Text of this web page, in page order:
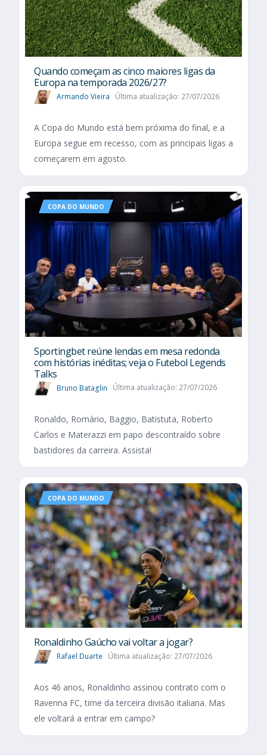
Quando começam as cinco maiores ligas da
Europa na temporada 2026/27?
Armando Vieira Última atualização: 27/07/2026
A Copa do Mundo está bem próxima do final, e a
Europa segue em recesso, com as principais ligas a
começarem em agosto.
COPA DO MUNDO
Sportingbet reúne lendas em mesa redonda
com histórias inéditas; veja o Futebol Legends
Talks
Bruno Bataglin Última atualização: 27/07/2026
Ronaldo, Romário, Baggio, Batistuta, Roberto
Carlos e Materazzi em papo descontraído sobre
bastidores da carreira. Assista!
COPA DO MUNDO
Ronaldinho Gaúcho vai voltar a jogar?
Rafael Duarte Última atualização: 27/07/2026
Aos 46 anos, Ronaldinho assinou contrato com o
Ravenna FC, time da terceira divisão italiana. Mas
ele voltará a entrar em campo?